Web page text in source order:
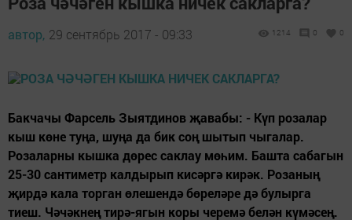
автор, 29 сентябрь 2017 - 09:33 1214 0 0
Бакчачы Фарсель Зыятдинов җавабы: - Күп розалар
кыш көне туңа, шуңа да бик соң шытып чыгалар.
Розаларны кышка дөрес саклау мөһим. Башта сабагын
25-30 сантиметр калдырып кисәргә кирәк. Розаның
җирдә кала торган өлешендә бөреләре дә булырга
тиеш. Чәчәкнең тирә-ягын коры черемә белән күмәсең.